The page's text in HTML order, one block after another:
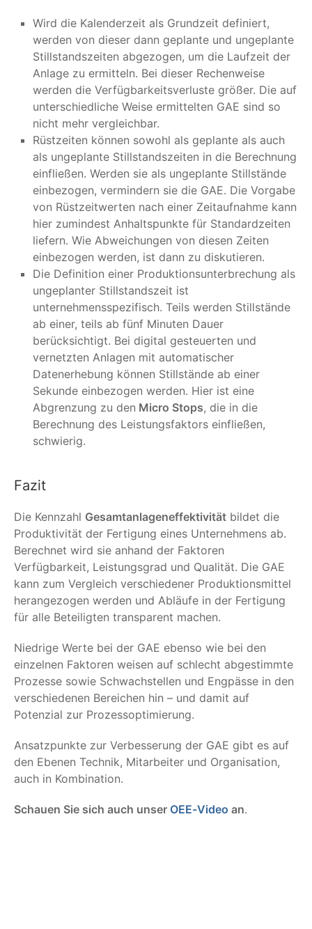
Wird die Kalenderzeit als Grundzeit definiert,
werden von dieser dann geplante und ungeplante
Stillstandszeiten abgezogen, um die Laufzeit der
Anlage zu ermitteln. Bei dieser Rechenweise
werden die Verfügbarkeitsverluste größer. Die auf
unterschiedliche Weise ermittelten GAE sind so
nicht mehr vergleichbar.
Rüstzeiten können sowohl als geplante als auch
als ungeplante Stillstandszeiten in die Berechnung
einfließen. Werden sie als ungeplante Stillstände
einbezogen, vermindern sie die GAE. Die Vorgabe
von Rüstzeitwerten nach einer Zeitaufnahme kann
hier zumindest Anhaltspunkte für Standardzeiten
liefern. Wie Abweichungen von diesen Zeiten
einbezogen werden, ist dann zu diskutieren.
Die Definition einer Produktionsunterbrechung als
ungeplanter Stillstandszeit ist
unternehmensspezifisch. Teils werden Stillstände
ab einer, teils ab fünf Minuten Dauer
berücksichtigt. Bei digital gesteuerten und
vernetzten Anlagen mit automatischer
Datenerhebung können Stillstände ab einer
Sekunde einbezogen werden. Hier ist eine
Abgrenzung zu den Micro Stops, die in die
Berechnung des Leistungsfaktors einfließen,
schwierig.
Fazit
Die Kennzahl Gesamtanlageneffektivität bildet die
Produktivität der Fertigung eines Unternehmens ab.
Berechnet wird sie anhand der Faktoren
Verfügbarkeit, Leistungsgrad und Qualität. Die GAE
kann zum Vergleich verschiedener Produktionsmittel
herangezogen werden und Abläufe in der Fertigung
für alle Beteiligten transparent machen.
Niedrige Werte bei der GAE ebenso wie bei den
einzelnen Faktoren weisen auf schlecht abgestimmte
Prozesse sowie Schwachstellen und Engpässe in den
verschiedenen Bereichen hin – und damit auf
Potenzial zur Prozessoptimierung.
Ansatzpunkte zur Verbesserung der GAE gibt es auf
den Ebenen Technik, Mitarbeiter und Organisation,
auch in Kombination.
Schauen Sie sich auch unser OEE-Video an.